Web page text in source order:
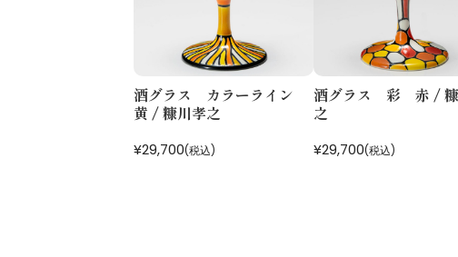
酒グラス カラーライン
黄 / 糠川孝之
¥29,700(税込)
酒グラス 彩 赤 / 糠
之
¥29,700(税込)